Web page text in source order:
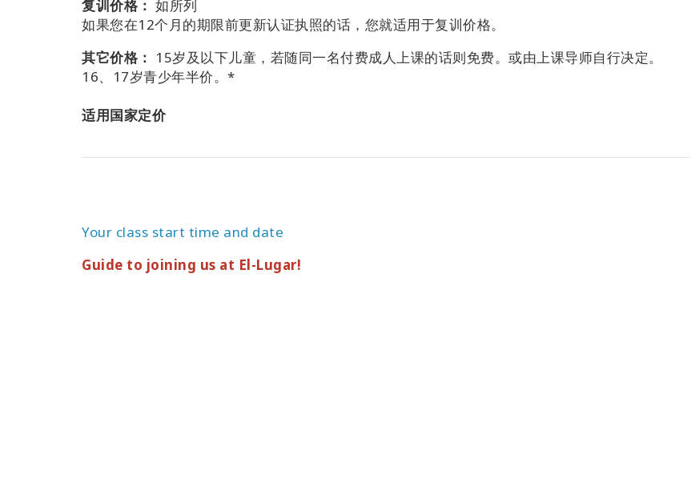
复训价格： 如所列
如果您在12个月的期限前更新认证执照的话，您就适用于复训价格。
其它价格： 15岁及以下儿童，若随同一名付费成人上课的话则免费。或由上课导师自行决定。
16、17岁青少年半价。*
适用国家定价
Your class start time and date
Guide to joining us at El-Lugar!